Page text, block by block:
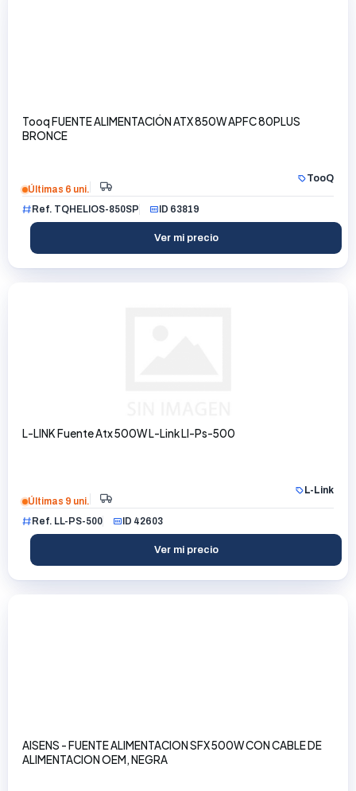
Tooq FUENTE ALIMENTACIÓN ATX 850W APFC 80PLUS
BRONCE
TooQ
Últimas 6 uni.
Ref. TQHELIOS-850SP
ID 63819
Ver mi precio
L-LINK Fuente Atx 500W L-Link Ll-Ps-500
L-Link
Últimas 9 uni.
Ref. LL-PS-500
ID 42603
Ver mi precio
AISENS - FUENTE ALIMENTACION SFX 500W CON CABLE DE
ALIMENTACION OEM, NEGRA